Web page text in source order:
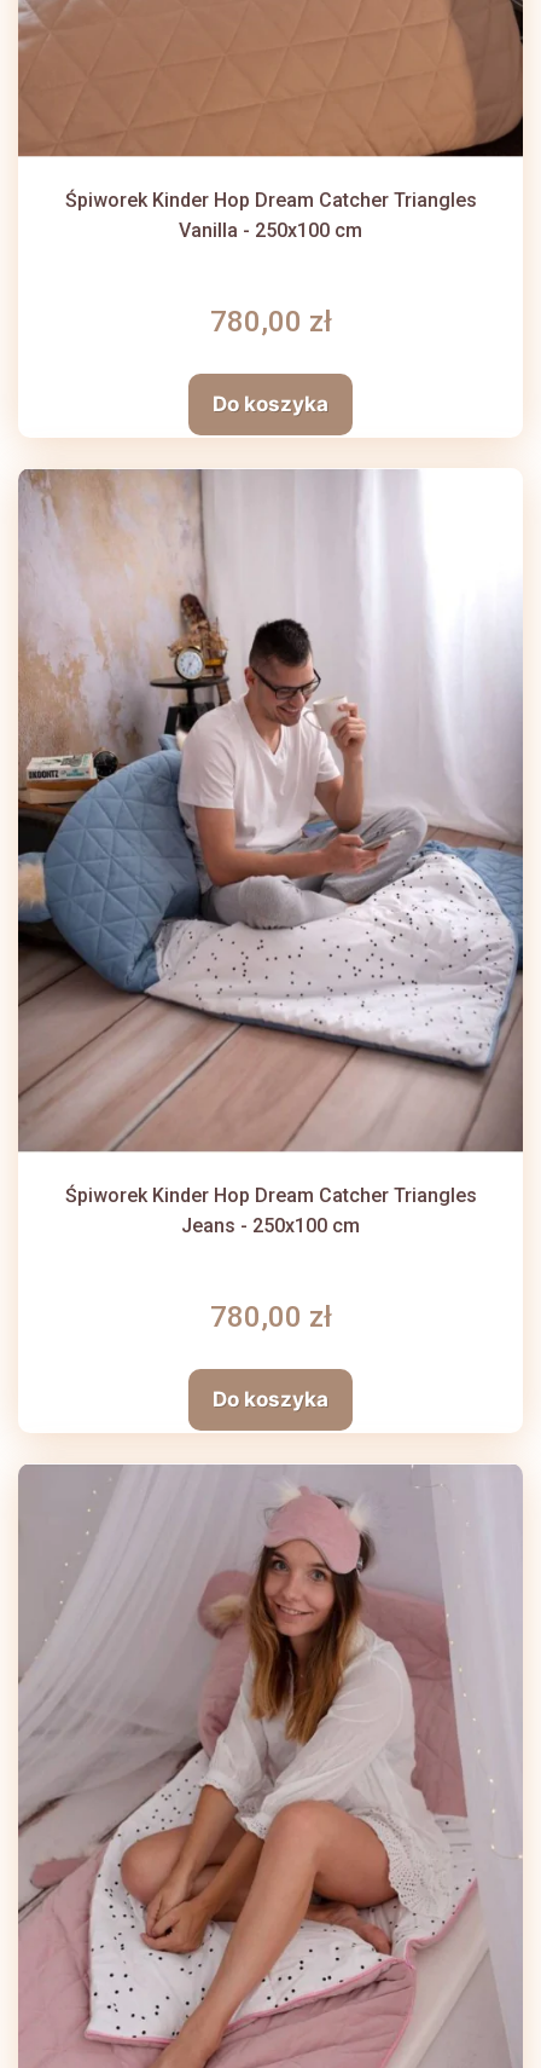
Śpiworek Kinder Hop Dream Catcher Triangles
Vanilla - 250x100 cm
780,00 zł
Do koszyka
Śpiworek Kinder Hop Dream Catcher Triangles
Jeans - 250x100 cm
780,00 zł
Do koszyka